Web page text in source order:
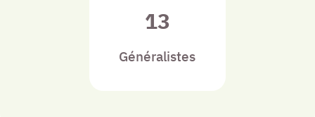
13
Généralistes